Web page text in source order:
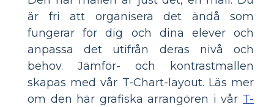
är fri att organisera det ändå som
fungerar för dig och dina elever och
anpassa det utifrån deras nivå och
behov. Jämför- och kontrastmallen
skapas med vår T-Chart-layout. Läs mer
om den här grafiska arrangören i vår T-